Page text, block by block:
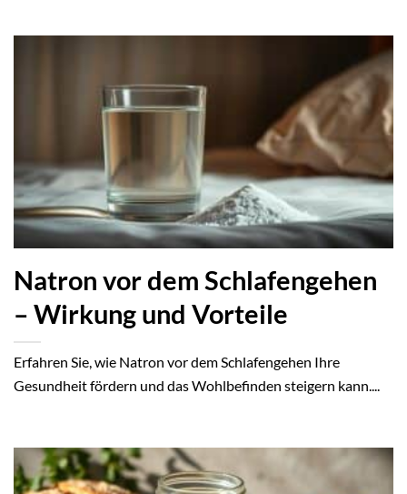
Natron vor dem Schlafengehen
– Wirkung und Vorteile
Erfahren Sie, wie Natron vor dem Schlafengehen Ihre
Gesundheit fördern und das Wohlbefinden steigern kann....